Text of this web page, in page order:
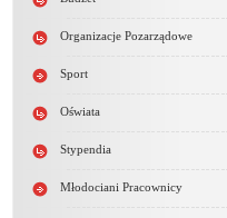
Organizacje Pozarządowe
Sport
Oświata
Stypendia
Młodociani Pracownicy